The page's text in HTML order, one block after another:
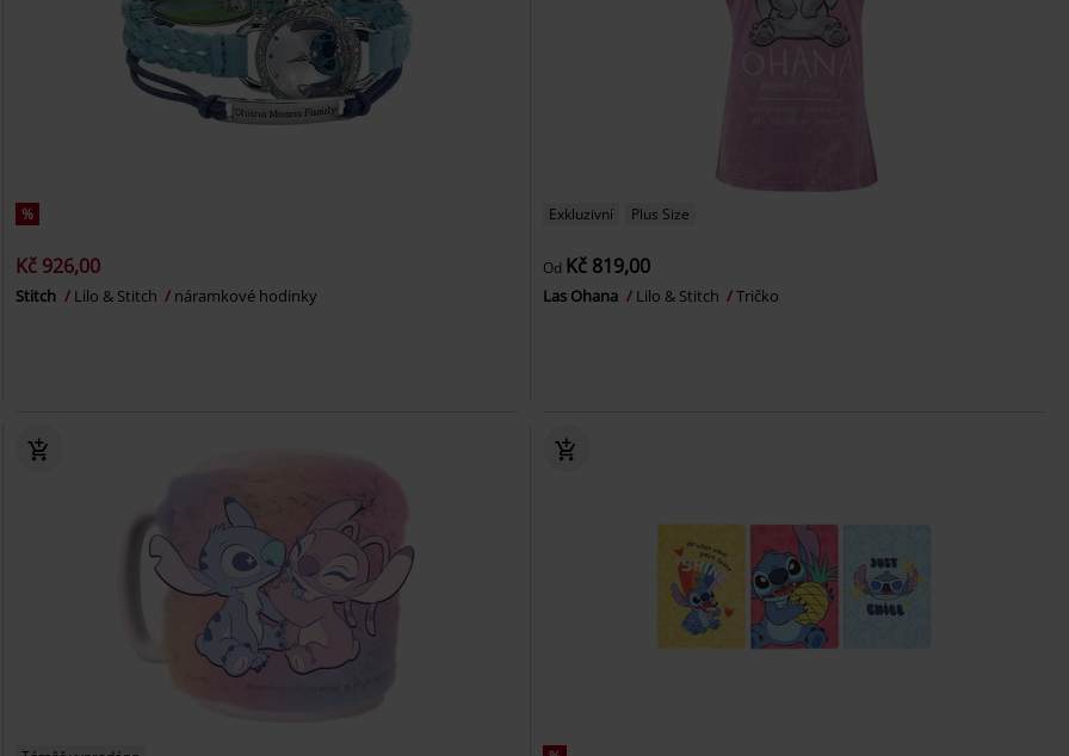
%
Kč 926,00
Stitch Lilo & Stitch náramkové hodinky
Exkluzivní Plus Size
Od Kč 819,00
Las Ohana Lilo & Stitch Tričko